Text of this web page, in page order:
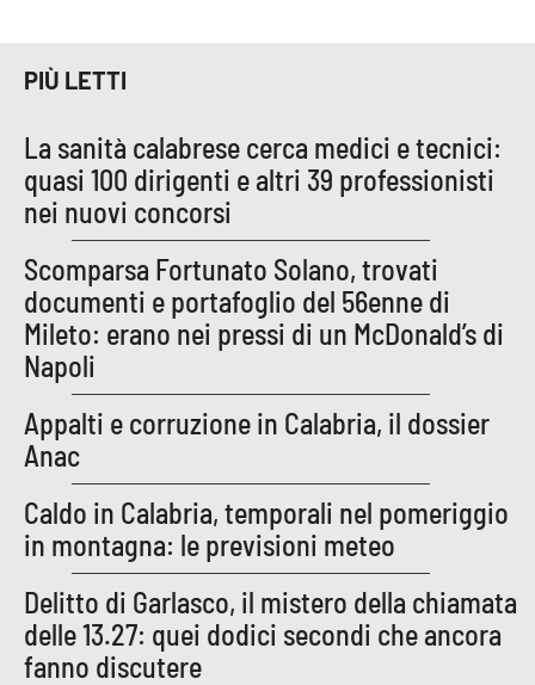
Lamezia Terme
SPECIALI
Buona Sanità Calabria
CALABRIAVISIONE
Destinazioni
Eventi
Food
Storie
PIÙ LETTI
La sanità calabrese cerca medici e tecnici:
quasi 100 dirigenti e altri 39 professionisti
nei nuovi concorsi
Scomparsa Fortunato Solano, trovati
documenti e portafoglio del 56enne di
Mileto: erano nei pressi di un McDonald’s di
Napoli
Appalti e corruzione in Calabria, il dossier
Anac
Caldo in Calabria, temporali nel pomeriggio
in montagna: le previsioni meteo
Delitto di Garlasco, il mistero della chiamata
delle 13.27: quei dodici secondi che ancora
fanno discutere